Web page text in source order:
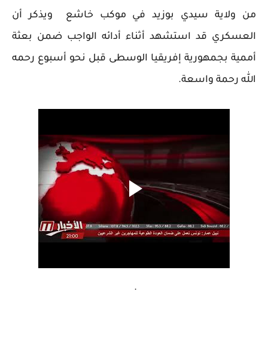
من ولاية سيدي بوزيد في موكب خاشع ويذكر أن
العسكري قد استشهد أثناء أدائه الواجب ضمن بعثة
أممية بجمهورية إفريقيا الوسطى قبل نحو أسبوع رحمه
الله رحمة واسعة.
.